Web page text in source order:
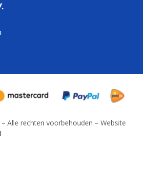
Alle rechten voorbehouden – Website